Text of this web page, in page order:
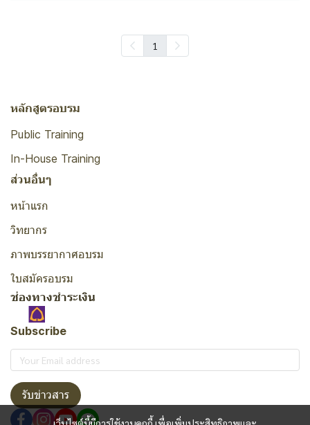
1
หลักสูตรอบรม
Public Training
In-House Training
ส่วนอื่นๆ
หน้าแรก
วิทยากร
ภาพบรรยากาศอบรม
ใบสมัครอบรม
ช่องทางชำระเงิน
Subscribe
รับข่าวสาร